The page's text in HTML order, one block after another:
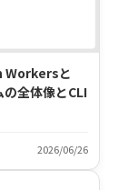
Workersと
全体像とCLI
2026/06/26